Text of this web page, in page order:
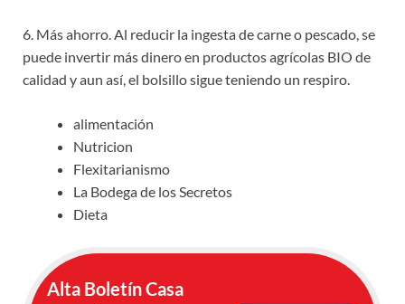
6. Más ahorro. Al reducir la ingesta de carne o pescado, se
puede invertir más dinero en productos agrícolas BIO de
calidad y aun así, el bolsillo sigue teniendo un respiro.
alimentación
Nutricion
Flexitarianismo
La Bodega de los Secretos
Dieta
Alta Boletín Casa